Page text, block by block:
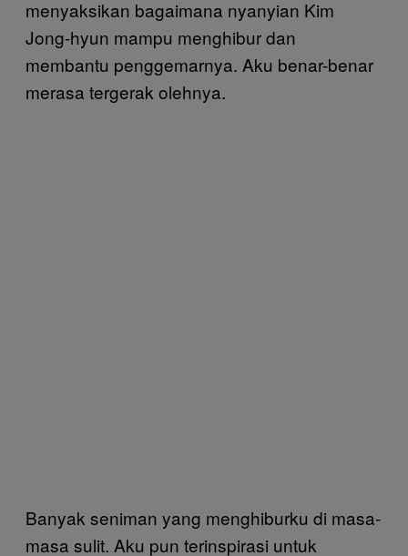
menyaksikan bagaimana nyanyian Kim
Jong-hyun mampu menghibur dan
membantu penggemarnya. Aku benar-benar
merasa tergerak olehnya.
Banyak seniman yang menghiburku di masa-
masa sulit. Aku pun terinspirasi untuk